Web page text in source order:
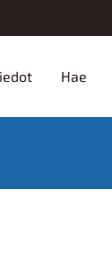
Hae